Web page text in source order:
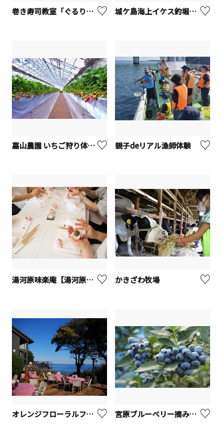
巻き寿司教室「ぐるり」【横浜市】 城ケ島海上イケス釣堀「J's Fishing」【三浦市】
嘉山農園 いちご狩り体験【横須賀市】 親子deリアル漁師体験
湯河原味楽庵【湯河原町】 かきざわ牧場
オレンジフローラルファーム【真鶴町】 宮原ブルーベリー摘み採り農園【藤沢市】